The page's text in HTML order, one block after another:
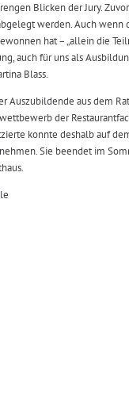
Blicken der Jury.
werden. Auch wenn
hat – „allein die
auch für uns als
Blass.
Auszubildende aus dem
der
konnte deshalb auf
Sie beendet im